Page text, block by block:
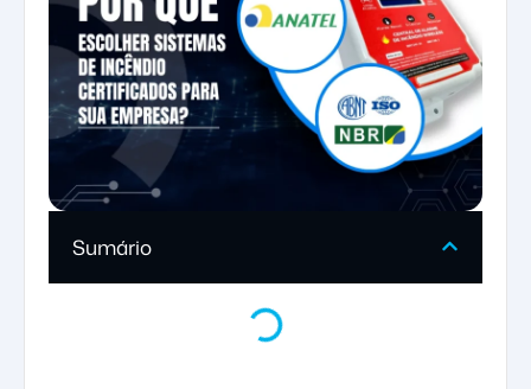
Sumário